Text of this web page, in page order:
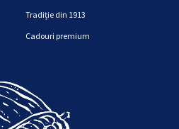
Tradiție din 1913
Cadouri premium